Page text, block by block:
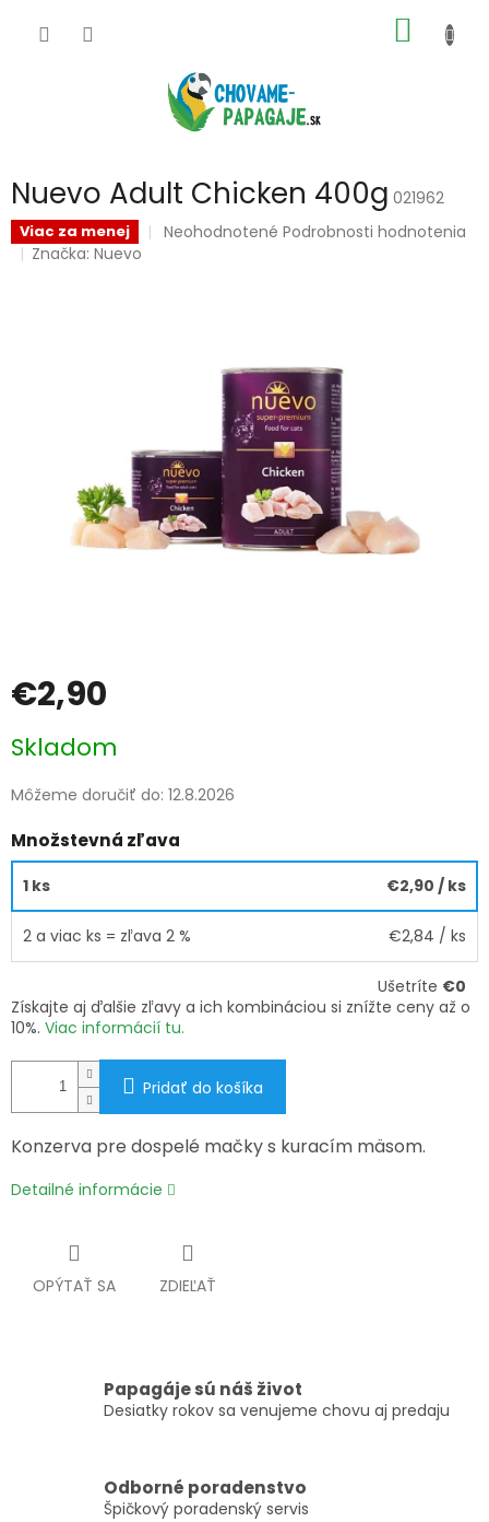
KOŠÍK
Nuevo Adult Chicken 400g 021962
Viac za menej
Priemerné
hviezdičiek.
Neohodnotené Podrobnosti hodnotenia
Značka:Nuevo
€2,90
cena:
Skladom
Môžeme doručiť do: 12.8.2026
Množstevná zľava
1 ks €2,90 / ks
2 a viac ks = zľava 2 % €2,84 / ks
Ušetríte €0
Získajte aj ďalšie zľavy a ich kombináciou si znížte ceny až o
10%. Viac informácií tu.
Pridať do košíka
Konzerva pre dospelé mačky s kuracím mäsom.
Detailné informácie
OPÝTAŤ SA ZDIEĽAŤ
Papagáje sú náš život
Desiatky rokov sa venujeme chovu aj predaju
Odborné poradenstvo
Špičkový poradenský servis